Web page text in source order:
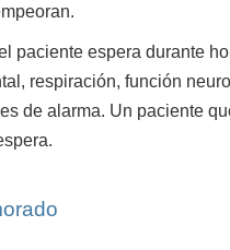
paciente espera durante
respiración, función
de alarma. Un paciente